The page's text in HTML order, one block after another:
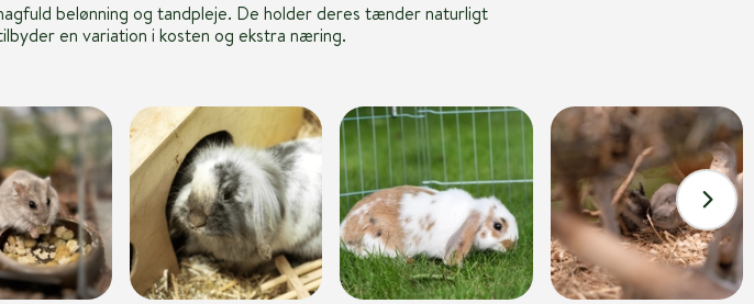
belønning og tandpleje. De holder deres tænder naturligt
en variation i kosten og ekstra næring.